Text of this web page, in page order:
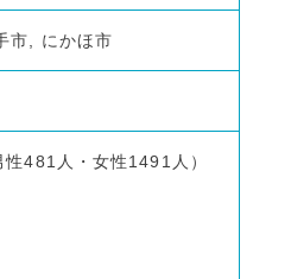
市, にかほ市
481人・女性1491人）